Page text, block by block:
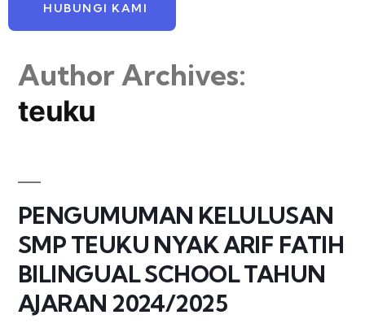
HUBUNGI KAMI
Author Archives:
teuku
PENGUMUMAN KELULUSAN
SMP TEUKU NYAK ARIF FATIH
BILINGUAL SCHOOL TAHUN
AJARAN 2024/2025